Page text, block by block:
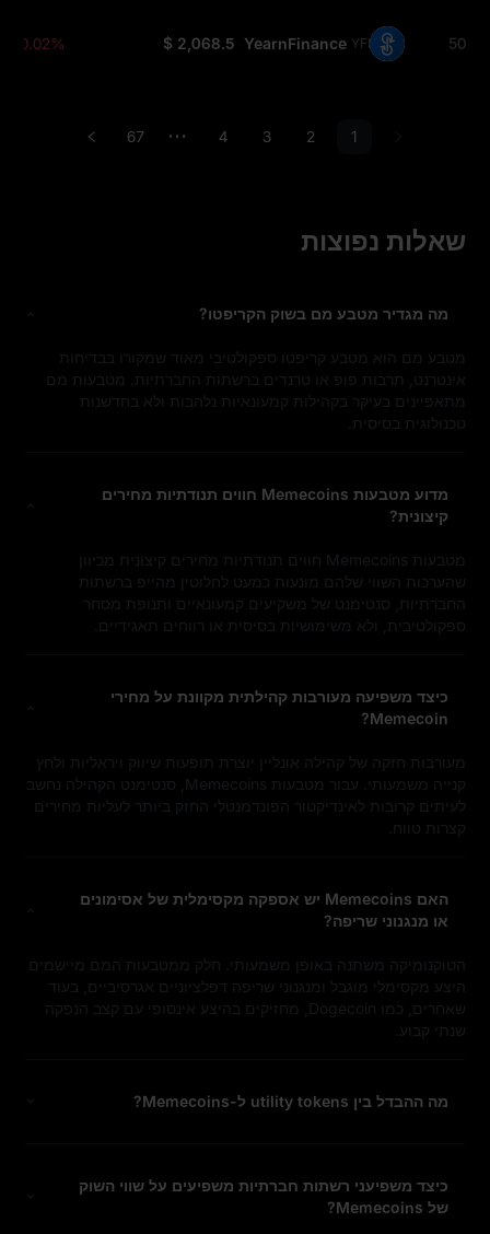
50
YearnFinance YFI
$ 2,068.5
-0.02%
1
2
3
4
•••
67
שאלות נפוצות
מה מגדיר מטבע מם בשוק הקריפטו?
מטבע מם הוא מטבע קריפטו ספקולטיבי מאוד שמקורו בבדיחות
אינטרנט, תרבות פופ או טרנדים ברשתות החברתיות. מטבעות מם
מתאפיינים בעיקר בקהילות קמעונאיות נלהבות ולא בחדשנות
טכנולוגית בסיסית.
מדוע מטבעות Memecoins חווים תנודתיות מחירים
קיצונית?
מטבעות Memecoins חווים תנודתיות מחירים קיצונית מכיוון
שהערכות השווי שלהם מונעות כמעט לחלוטין מהייפ ברשתות
החברתיות, סנטימנט של משקיעים קמעונאיים ותנופת מסחר
ספקולטיבית, ולא משימושיות בסיסית או רווחים תאגידיים.
כיצד משפיעה מעורבות קהילתית מקוונת על מחירי
Memecoin?
מעורבות חזקה של קהילה אונליין יוצרת תופעות שיווק ויראליות ולחץ
קנייה משמעותי. עבור מטבעות Memecoins, סנטימנט הקהילה נחשב
לעיתים קרובות לאינדיקטור הפונדמנטלי החזק ביותר לעליות מחירים
קצרות טווח.
האם Memecoins יש אספקה מקסימלית של אסימונים
או מנגנוני שריפה?
הטוקנומיקה משתנה באופן משמעותי. חלק ממטבעות המם מיישמים
היצע מקסימלי מוגבל ומנגנוני שריפה דפלציוניים אגרסיביים, בעוד
שאחרים, כמו Dogecoin, מחזיקים בהיצע אינסופי עם קצב הנפקה
שנתי קבוע.
מה ההבדל בין utility tokens ל-Memecoins?
כיצד משפיעני רשתות חברתיות משפיעים על שווי השוק
של Memecoins?